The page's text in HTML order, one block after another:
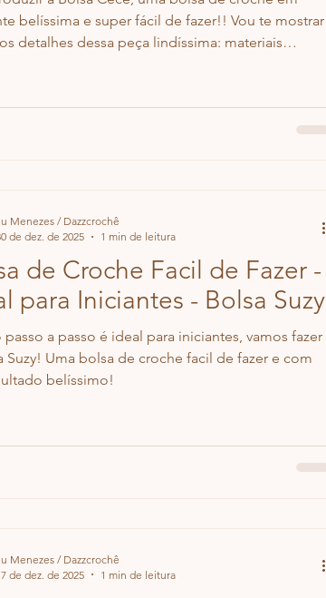
belíssima e super fácil de fazer!! Vou te mostrar
detalhes dessa peça lindíssima: materiais
de Croche Facil de Fazer -
para Iniciantes - Bolsa Suzy
a passo é ideal para iniciantes, vamos fazer
Suzy! Uma bolsa de croche facil de fazer e com
belíssimo!
Menezes / Dazzcrochê
de dez. de 2025
1 min de leitura
Menezes / Dazzcrochê
de dez. de 2025
1 min de leitura